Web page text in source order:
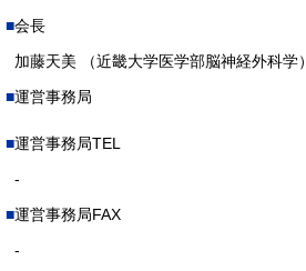
会長
加藤天美 （近畿大学医学部脳神経外科学）
運営事務局
運営事務局TEL
-
運営事務局FAX
-